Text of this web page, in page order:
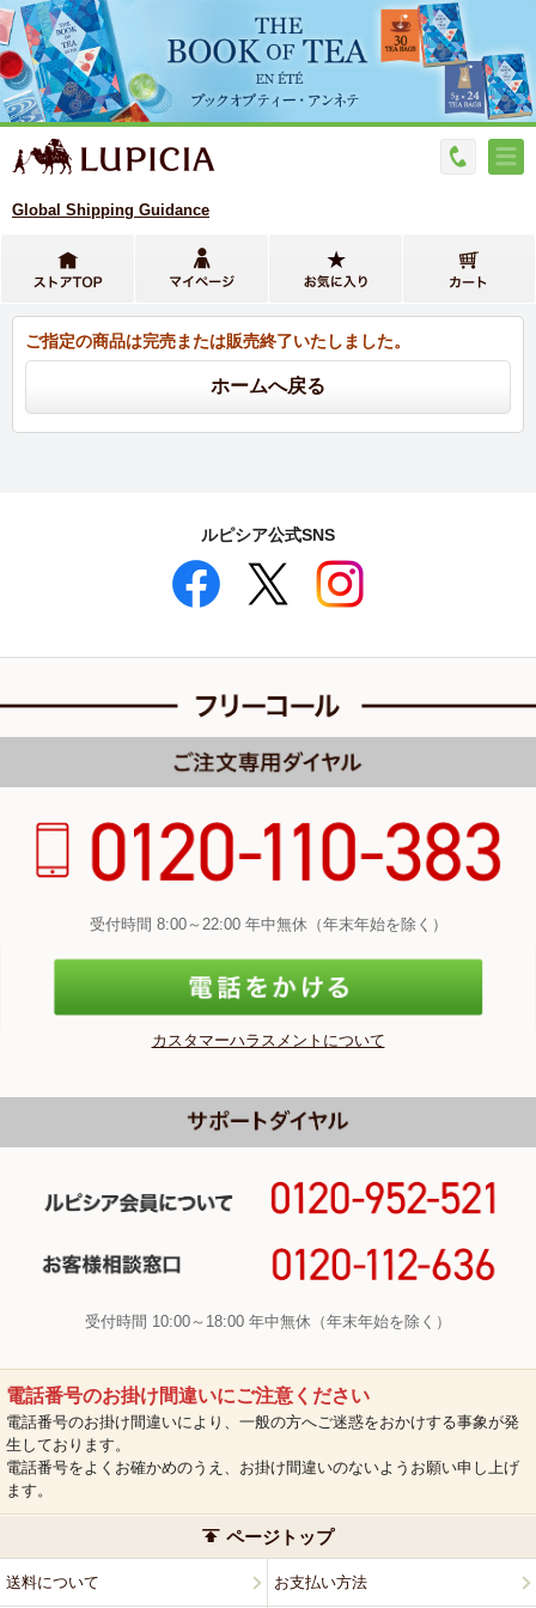
Global Shipping Guidance
ご指定の商品は完売または販売終了いたしました。
ルピシア公式SNS
受付時間 8:00～22:00 年中無休（年末年始を除く）
カスタマーハラスメントについて
受付時間 10:00～18:00 年中無休（年末年始を除く）
電話番号のお掛け間違いにご注意ください
電話番号のお掛け間違いにより、一般の方へご迷惑をおかけする事象が発
生しております。
電話番号をよくお確かめのうえ、お掛け間違いのないようお願い申し上げ
ます。
ページトップ
送料について お支払い方法